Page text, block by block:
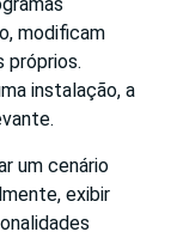
modificam
próprios.
instalação, a
um cenário
exibir